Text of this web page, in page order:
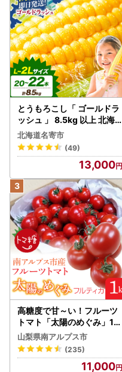
とうもろこし「 ゴールドラ
ッシュ 」 8.5kg 以上 北海
道 名寄 スイートコーン
北海道名寄市
(49)
13,000
高糖度で甘～い！フルーツ
トマト「太陽のめぐみ」1k
g ALPBI001 | 高糖度 おす
すめ 産地直送 新鮮 フレッ
シュ 高栄養素 南アルプス市
山梨県南アルプス市
(235)
11,000